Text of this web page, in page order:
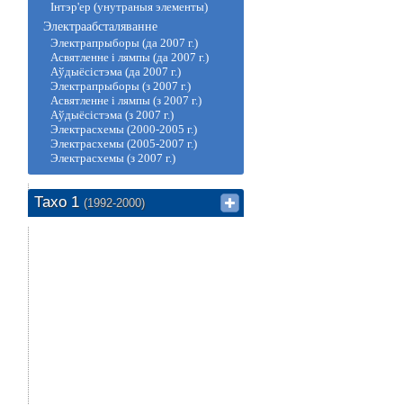
Інтэр'ер (унутраныя элементы)
Электраабсталяванне
Электрапрыборы (да 2007 г.)
Асвятленне і лямпы (да 2007 г.)
Аўдыёсістэма (да 2007 г.)
Электрапрыборы (з 2007 г.)
Асвятленне і лямпы (з 2007 г.)
Аўдыёсістэма (з 2007 г.)
Электрасхемы (2000-2005 г.)
Электрасхемы (2005-2007 г.)
Электрасхемы (з 2007 г.)
Тахо 1 (1992-2000)